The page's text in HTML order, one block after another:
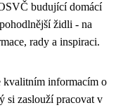
budující domácí
židli - na
rady a inspiraci.
kvalitním informacím o
si zaslouží pracovat v